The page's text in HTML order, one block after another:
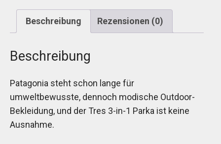
Beschreibung Rezensionen (0)
Beschreibung
Patagonia steht schon lange für
umweltbewusste, dennoch modische Outdoor-
Bekleidung, und der Tres 3-in-1 Parka ist keine
Ausnahme.